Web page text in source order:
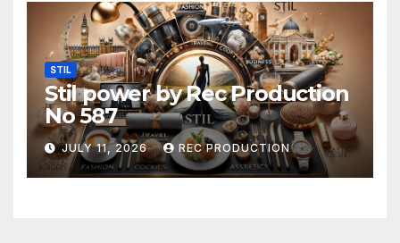
STIL
Stil power by Rec Production
No 587
JULY 11, 2026 REC PRODUCTION